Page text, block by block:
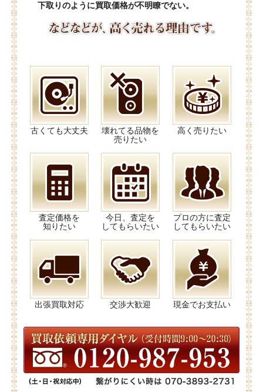
下取りのように買取価格が不明瞭でない。
古くても大丈夫
壊れてる品物を
売りたい
高く売りたい
査定価格を
知りたい
今日、査定を
してもらいたい
プロの方に査定
してもらいたい
出張買取対応 交渉大歓迎 現金でお支払い